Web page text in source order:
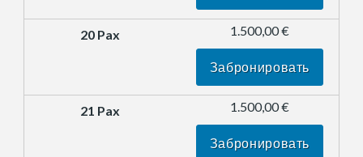
1.500,00 €
Забронировать
1.500,00 €
Забронировать